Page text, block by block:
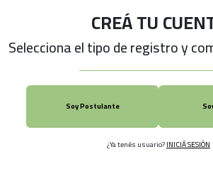
CREÁ TU
Selecciona el tipo de registro y
Soy Postulante
¿Ya tenés usuario?INICIÁ SESIÓN